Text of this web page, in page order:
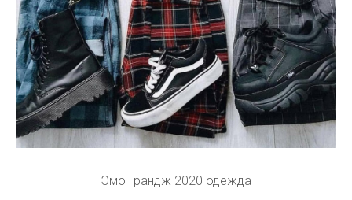
Эмо Грандж 2020 одежда